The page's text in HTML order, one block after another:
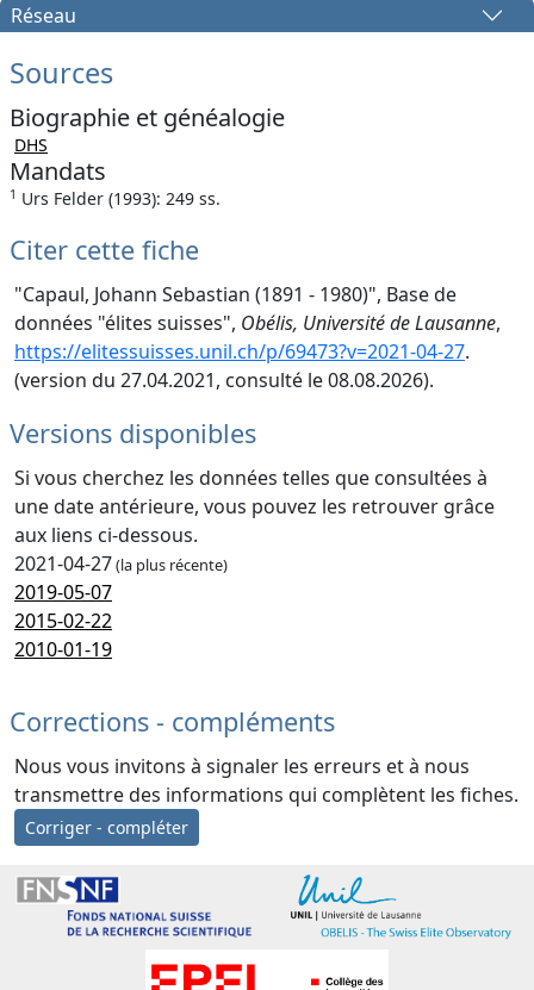
Réseau
Sources
Biographie et généalogie
DHS
Mandats
1 Urs Felder (1993): 249 ss.
Citer cette fiche
"Capaul, Johann Sebastian (1891 - 1980)", Base de
données "élites suisses", Obélis, Université de Lausanne,
https://elitessuisses.unil.ch/p/69473?v=2021-04-27.
(version du 27.04.2021, consulté le 08.08.2026).
Versions disponibles
Si vous cherchez les données telles que consultées à
une date antérieure, vous pouvez les retrouver grâce
aux liens ci-dessous.
2021-04-27(la plus récente)
2019-05-07
2015-02-22
2010-01-19
Corrections - compléments
Nous vous invitons à signaler les erreurs et à nous
transmettre des informations qui complètent les fiches.
Corriger - compléter